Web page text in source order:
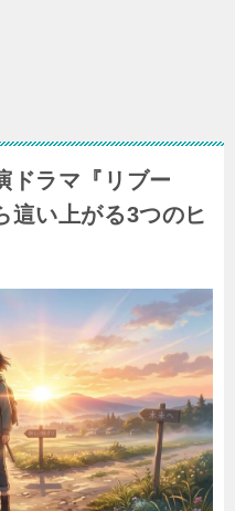
ドラマ『リブー
這い上がる3つのヒ